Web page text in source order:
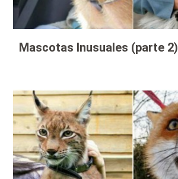
Mascotas Inusuales (parte 2)